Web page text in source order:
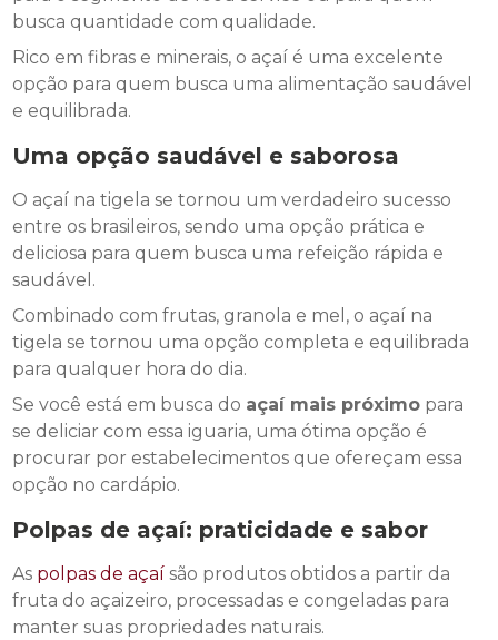
busca quantidade com qualidade.
Rico em fibras e minerais, o açaí é uma excelente
opção para quem busca uma alimentação saudável
e equilibrada.
Uma opção saudável e saborosa
O açaí na tigela se tornou um verdadeiro sucesso
entre os brasileiros, sendo uma opção prática e
deliciosa para quem busca uma refeição rápida e
saudável.
Combinado com frutas, granola e mel, o açaí na
tigela se tornou uma opção completa e equilibrada
para qualquer hora do dia.
Se você está em busca do açaí mais próximo para
se deliciar com essa iguaria, uma ótima opção é
procurar por estabelecimentos que ofereçam essa
opção no cardápio.
Polpas de açaí: praticidade e sabor
As polpas de açaí são produtos obtidos a partir da
fruta do açaizeiro, processadas e congeladas para
manter suas propriedades naturais.